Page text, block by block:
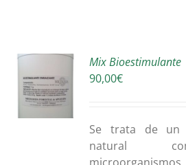
Mix Bioestimulante
90,00€
Se trata de un
natural